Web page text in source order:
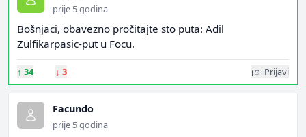
prije 5 godina
Bošnjaci, obavezno pročitajte sto puta: Adil
Zulfikarpasic-put u Focu.
↑ 34 ↓ 3 Prijavi
Facundo
prije 5 godina